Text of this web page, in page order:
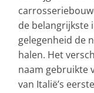
de belangrijkste
gelegenheid de
halen. Het
naam gebruikte
van Italië’s